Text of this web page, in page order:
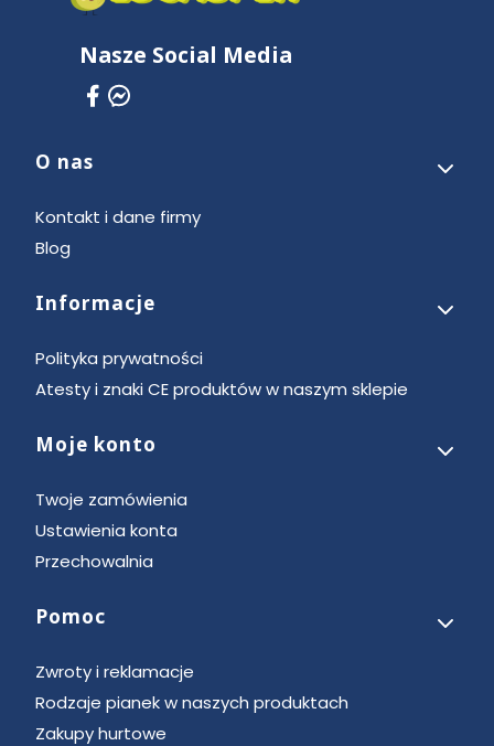
Nasze Social Media
Linki w stopce
O nas
Kontakt i dane firmy
Blog
Informacje
Polityka prywatności
Atesty i znaki CE produktów w naszym sklepie
Moje konto
Twoje zamówienia
Ustawienia konta
Przechowalnia
Pomoc
Zwroty i reklamacje
Rodzaje pianek w naszych produktach
Zakupy hurtowe